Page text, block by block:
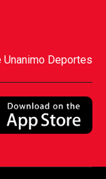
Unanimo Deportes